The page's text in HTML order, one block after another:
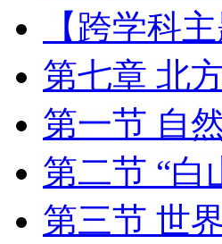
【跨学科
第七章 北
第一节 自
第二节 “
第三节 世